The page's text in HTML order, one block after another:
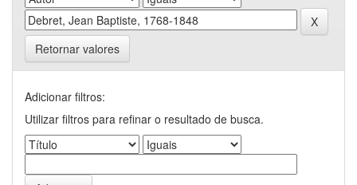
Retornar valores
Adicionar filtros:
Utilizar filtros para refinar o resultado de busca.